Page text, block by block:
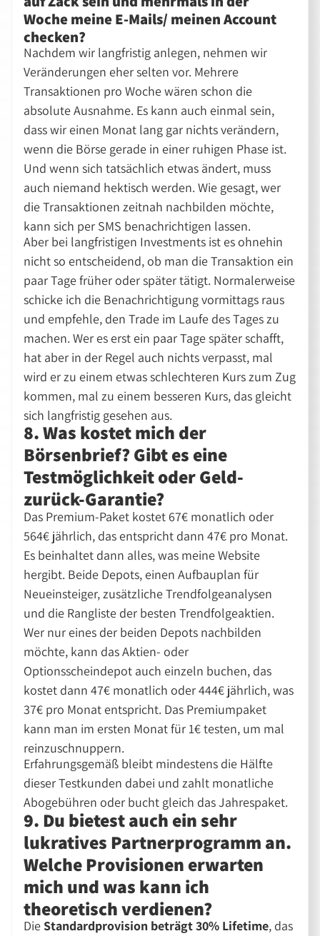
Woche meine E-Mails/ meinen Account
checken?
Nachdem wir langfristig anlegen, nehmen wir
Veränderungen eher selten vor. Mehrere
Transaktionen pro Woche wären schon die
absolute Ausnahme. Es kann auch einmal sein,
dass wir einen Monat lang gar nichts verändern,
wenn die Börse gerade in einer ruhigen Phase ist.
Und wenn sich tatsächlich etwas ändert, muss
auch niemand hektisch werden. Wie gesagt, wer
die Transaktionen zeitnah nachbilden möchte,
kann sich per SMS benachrichtigen lassen.
Aber bei langfristigen Investments ist es ohnehin
nicht so entscheidend, ob man die Transaktion ein
paar Tage früher oder später tätigt. Normalerweise
schicke ich die Benachrichtigung vormittags raus
und empfehle, den Trade im Laufe des Tages zu
machen. Wer es erst ein paar Tage später schafft,
hat aber in der Regel auch nichts verpasst, mal
wird er zu einem etwas schlechteren Kurs zum Zug
kommen, mal zu einem besseren Kurs, das gleicht
sich langfristig gesehen aus.
8. Was kostet mich der
Börsenbrief? Gibt es eine
Testmöglichkeit oder Geld-
zurück-Garantie?
Das Premium-Paket kostet 67€ monatlich oder
564€ jährlich, das entspricht dann 47€ pro Monat.
Es beinhaltet dann alles, was meine Website
hergibt. Beide Depots, einen Aufbauplan für
Neueinsteiger, zusätzliche Trendfolgeanalysen
und die Rangliste der besten Trendfolgeaktien.
Wer nur eines der beiden Depots nachbilden
möchte, kann das Aktien- oder
Optionsscheindepot auch einzeln buchen, das
kostet dann 47€ monatlich oder 444€ jährlich, was
37€ pro Monat entspricht. Das Premiumpaket
kann man im ersten Monat für 1€ testen, um mal
reinzuschnuppern.
Erfahrungsgemäß bleibt mindestens die Hälfte
dieser Testkunden dabei und zahlt monatliche
Abogebühren oder bucht gleich das Jahrespaket.
9. Du bietest auch ein sehr
lukratives Partnerprogramm an.
Welche Provisionen erwarten
mich und was kann ich
theoretisch verdienen?
DieStandardprovision beträgt 30% Lifetime, das